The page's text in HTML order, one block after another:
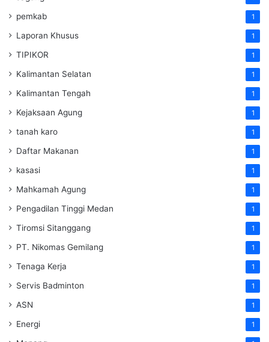
pemkab 1
Laporan Khusus 1
TIPIKOR 1
Kalimantan Selatan 1
Kalimantan Tengah 1
Kejaksaan Agung 1
tanah karo 1
Daftar Makanan 1
kasasi 1
Mahkamah Agung 1
Pengadilan Tinggi Medan 1
Tiromsi Sitanggang 1
PT. Nikomas Gemilang 1
Tenaga Kerja 1
Servis Badminton 1
ASN 1
Energi 1